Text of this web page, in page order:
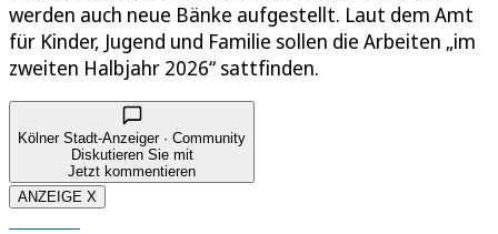
werden auch neue Bänke aufgestellt. Laut dem Amt
für Kinder, Jugend und Familie sollen die Arbeiten „im
zweiten Halbjahr 2026“ sattfinden.
Kölner Stadt-Anzeiger · Community
Diskutieren Sie mit
Jetzt kommentieren
ANZEIGE X